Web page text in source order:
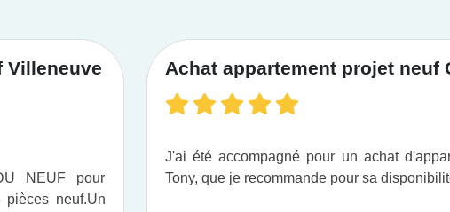
Villeneuve
NEUF pour
pièces neuf.​ Un
Achat appartement projet neuf
J'ai été accompagné pour un achat
Tony, que je recommande pour sa